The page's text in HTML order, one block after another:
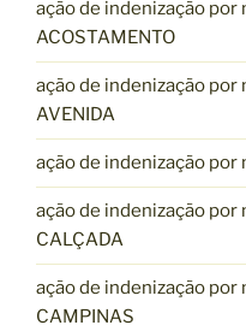
ação de indenização
ACOSTAMENTO
ação de indenização
AVENIDA
ação de indenização
ação de indenização
CALÇADA
ação de indenização
CAMPINAS